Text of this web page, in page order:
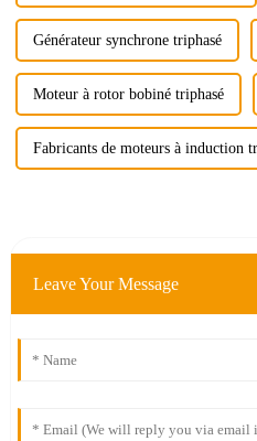
Générateur synchrone triphasé
Moteur à rotor bobiné triphasé
Fabricants de moteurs à induction
Leave Your Message